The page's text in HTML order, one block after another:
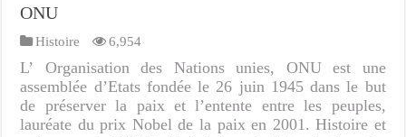
ONU
Histoire 6,954
L’ Organisation des Nations unies, ONU est une
assemblée d’Etats fondée le 26 juin 1945 dans le but
de préserver la paix et l’entente entre les peuples,
lauréate du prix Nobel de la paix en 2001. Histoire et